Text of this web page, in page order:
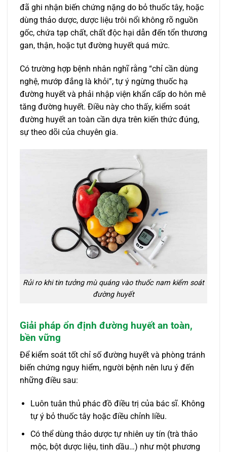
đã ghi nhận biến chứng nặng do bỏ thuốc tây, hoặc
dùng thảo dược, dược liệu trôi nổi không rõ nguồn
gốc, chứa tạp chất, chất độc hại dẫn đến tổn thương
gan, thận, hoặc tụt đường huyết quá mức.
Có trường hợp bệnh nhân nghĩ rằng “chỉ cần dùng
nghệ, mướp đắng là khỏi”, tự ý ngừng thuốc hạ
đường huyết và phải nhập viện khẩn cấp do hôn mê
tăng đường huyết. Điều này cho thấy, kiểm soát
đường huyết an toàn cần dựa trên kiến thức đúng,
sự theo dõi của chuyên gia.
Rủi ro khi tin tưởng mù quáng vào thuốc nam kiểm soát
đường huyết
Giải pháp ổn định đường huyết an toàn,
bền vững
Để kiểm soát tốt chỉ số đường huyết và phòng tránh
biến chứng nguy hiểm, người bệnh nên lưu ý đến
những điều sau:
Luôn tuân thủ phác đồ điều trị của bác sĩ. Không
tự ý bỏ thuốc tây hoặc điều chỉnh liều.
Có thể dùng thảo dược tự nhiên uy tín (trà thảo
mộc, bột dược liệu, tinh dầu…) như một phương